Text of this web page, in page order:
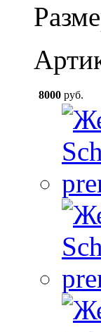
8000 руб.